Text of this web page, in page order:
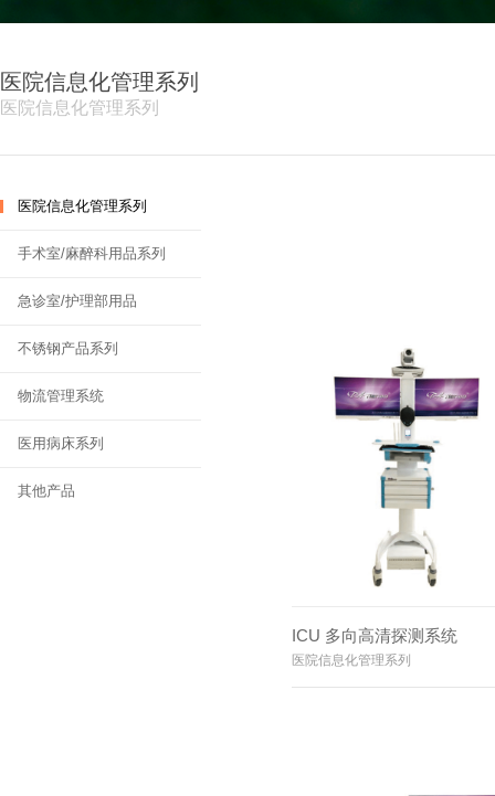
医院信息化管理系列
医院信息化管理系列
医院信息化管理系列
手术室/麻醉科用品系列
急诊室/护理部用品
不锈钢产品系列
物流管理系统
医用病床系列
其他产品
ICU 多向高清探测系统
医院信息化管理系列